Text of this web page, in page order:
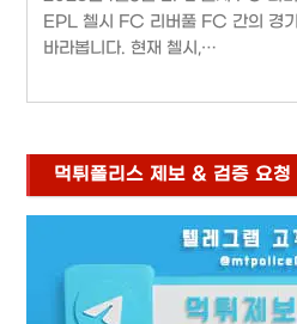
EPL 첼시 FC 리버풀 FC 간의 경
바라봅니다. 현재 첼시,…
먹튀폴리스 제보 & 검증 요청